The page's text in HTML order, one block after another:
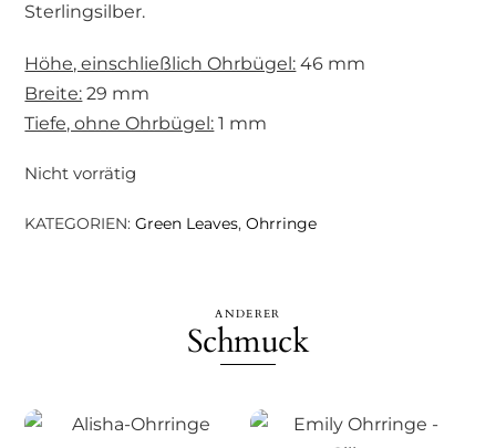
Sterlingsilber.
Höhe, einschließlich Ohrbügel: 46 mm
Breite: 29 mm
Tiefe, ohne Ohrbügel: 1 mm
Nicht vorrätig
KATEGORIEN:Green Leaves,Ohrringe
ANDERER
Schmuck